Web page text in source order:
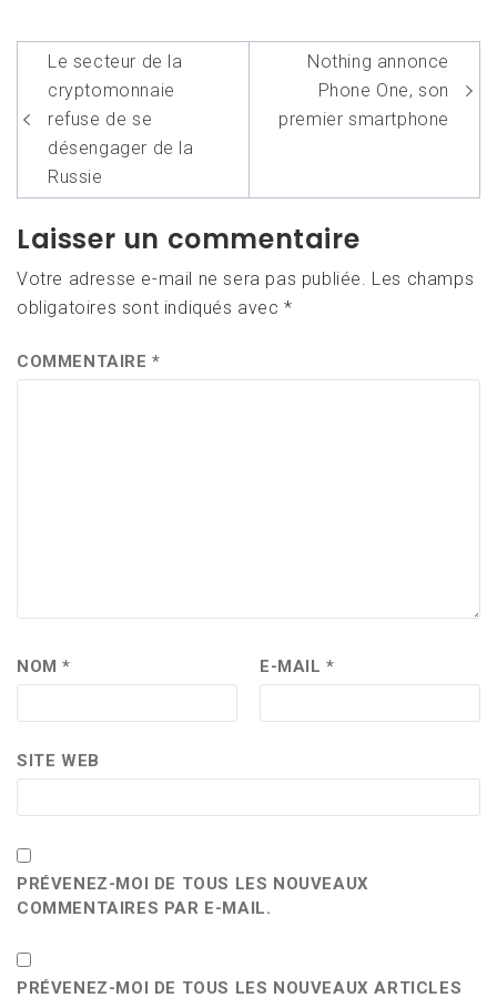
Navigation
de
l’article
Le secteur de la
cryptomonnaie
refuse de se
désengager de la
Russie
Nothing annonce
Phone One, son
premier smartphone
Laisser un commentaire
Votre adresse e-mail ne sera pas publiée. Les champs
obligatoires sont indiqués avec*
COMMENTAIRE*
NOM* E-MAIL*
SITE WEB
PRÉVENEZ-MOI DE TOUS LES NOUVEAUX
COMMENTAIRES PAR E-MAIL.
PRÉVENEZ-MOI DE TOUS LES NOUVEAUX ARTICLES